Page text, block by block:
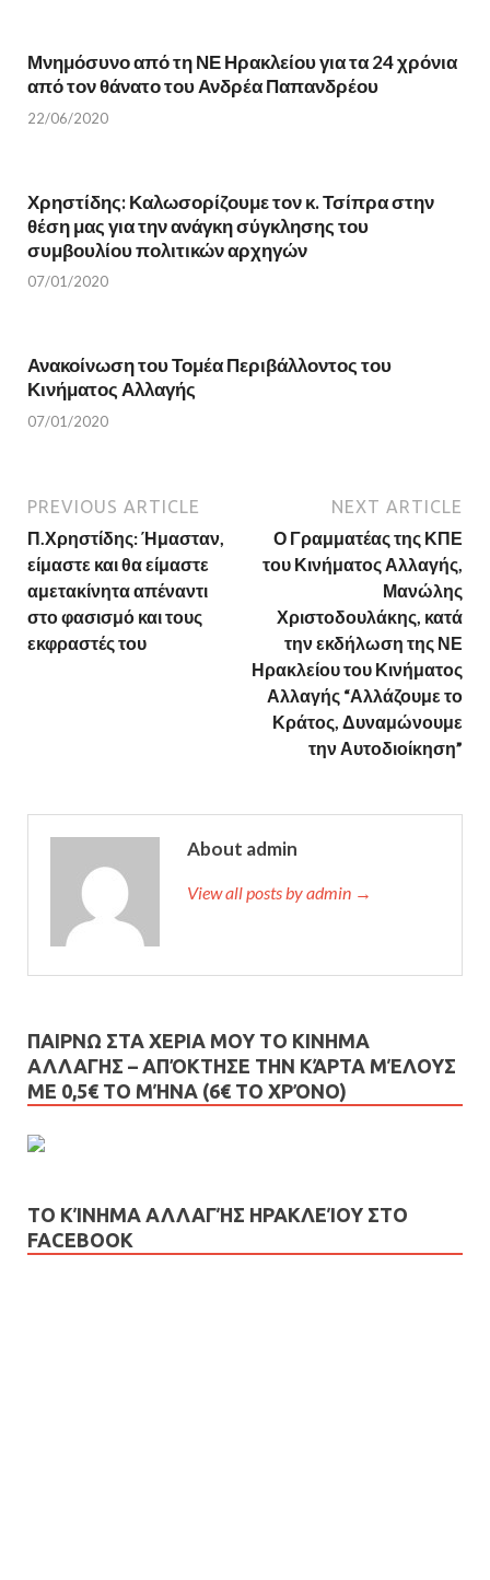
p
e
n
i
i
n
d
o
w
)
e
n
s
n
n
o
w
)
Μνημόσυνο από τη ΝΕ Ηρακλείου για τα 24 χρόνια
από τον θάνατο του Ανδρέα Παπανδρέου
22/06/2020
Χρηστίδης: Καλωσορίζουμε τον κ. Τσίπρα στην
θέση μας για την ανάγκη σύγκλησης του
συμβουλίου πολιτικών αρχηγών
07/01/2020
Ανακοίνωση του Τομέα Περιβάλλοντος του
Κινήματος Αλλαγής
07/01/2020
PREVIOUS ARTICLE
Π.Χρηστίδης: Ήμασταν,
είμαστε και θα είμαστε
αμετακίνητα απέναντι
στο φασισμό και τους
εκφραστές του
NEXT ARTICLE
Ο Γραμματέας της ΚΠΕ
του Κινήματος Αλλαγής,
Μανώλης
Χριστοδουλάκης, κατά
την εκδήλωση της ΝΕ
Ηρακλείου του Κινήματος
Αλλαγής “Αλλάζουμε το
Κράτος, Δυναμώνουμε
την Αυτοδιοίκηση”
About admin
View all posts by admin →
ΠΑΙΡΝΩ ΣΤΑ ΧΕΡΙΑ ΜΟΥ ΤΟ ΚΙΝΗΜΑ
ΑΛΛΑΓΗΣ – AΠΌΚΤΗΣΕ ΤΗΝ ΚΆΡΤΑ ΜΈΛΟΥΣ
ΜΕ 0,5€ ΤΟ ΜΉΝΑ (6€ ΤΟ ΧΡΌΝΟ)
ΤΟ ΚΊΝΗΜΑ ΑΛΛΑΓΉΣ ΗΡΑΚΛΕΊΟΥ ΣΤΟ
FACEBOOK